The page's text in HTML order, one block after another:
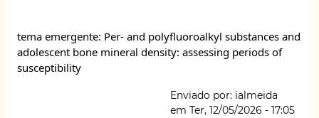
A
p
p
b
o
o
k
y
dI
n
r
Li
n
detalhadas
sobre
o
tema emergente: Per- and polyfluoroalkyl substances and
adolescent bone mineral density: assessing periods of
susceptibility
Enviado por: ialmeida
em Ter, 12/05/2026 - 17:05